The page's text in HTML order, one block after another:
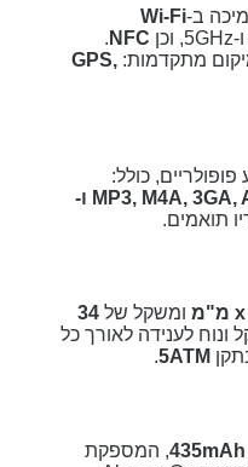
ב-Wi-Fi
NFC
.
מתקדמות: GPS,
כולל:
MP3, M4A, 3GA, AAC, OGG, OGA, WAV, AMR ו-
תואמים.
ומשקל של 34
ונוח לענידה לאורך כל
5ATM
.
435mAh, המספקת